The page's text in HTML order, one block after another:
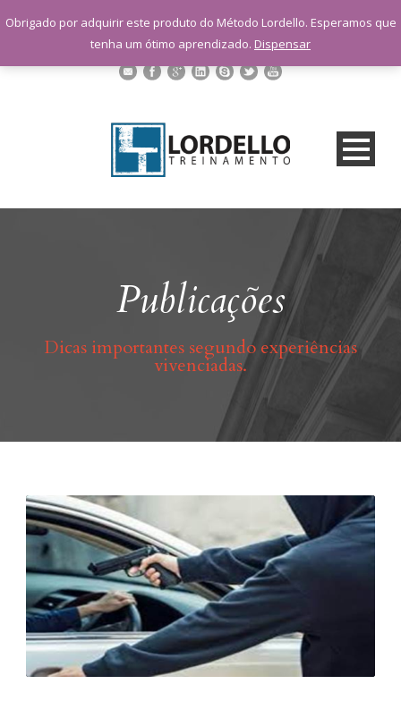
sac@lordellotreinamento.com.br
+55 11 9 1398-3091
Publicações
Dicas importantes segundo experiências
vivenciadas.
Obrigado por adquirir este produto do Método Lordello. Esperamos que
tenha um ótimo aprendizado. Dispensar